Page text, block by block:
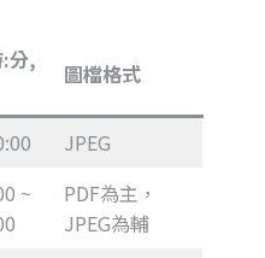
分,
圖檔格式
JPEG
~
PDF為主，
JPEG為輔